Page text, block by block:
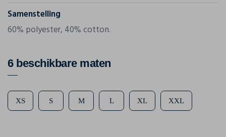
Samenstelling
60% polyester, 40% cotton.
6 beschikbare maten
XS S M L XL XXL